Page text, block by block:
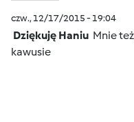
czw., 12/17/2015 - 19:04
Dziękuję Haniu Mnie
kawusie